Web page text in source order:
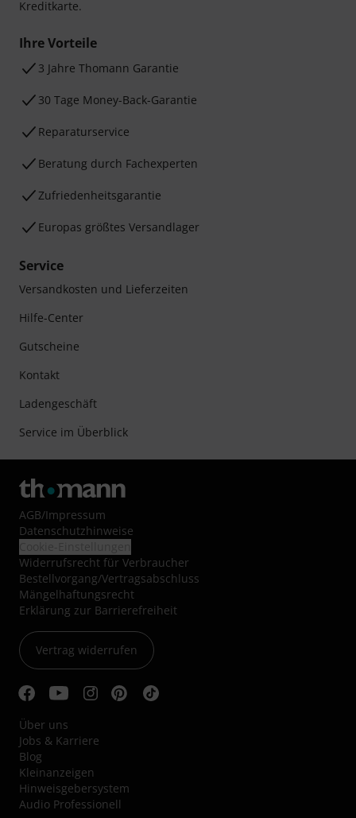
Kreditkarte.
Ihre Vorteile
3 Jahre Thomann Garantie
30 Tage Money-Back-Garantie
Reparaturservice
Beratung durch Fachexperten
Zufriedenheitsgarantie
Europas größtes Versandlager
Service
Versandkosten und Lieferzeiten
Hilfe-Center
Gutscheine
Kontakt
Ladengeschäft
Service im Überblick
AGB/Impressum
Datenschutzhinweise
Widerrufsrecht für Verbraucher
Bestellvorgang/Vertragsabschluss
Mängelhaftungsrecht
Erklärung zur Barrierefreiheit
Vertrag widerrufen
Über uns
Jobs & Karriere
Blog
Kleinanzeigen
Hinweisgebersystem
Audio Professionell